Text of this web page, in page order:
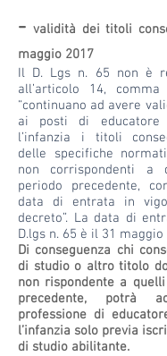
-validità dei titoli
maggio 2017
Il D. Lgs n. 65 non è
all’articolo 14,
“continuano ad avere
ai posti di
l’infanzia i titoli
delle specifiche
non corrispondenti
periodo precedente,
data di entrata in
decreto”. La data di
D.lgs n. 65 è il 31 maggio
Di conseguenza chi
di studio o altro titolo
non rispondente a
precedente, potrà
professione di
l’infanzia solo previa
di studio abilitante.